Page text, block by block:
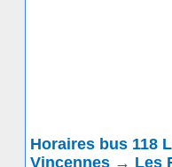
Horaires bus 118
Vincennes → Les